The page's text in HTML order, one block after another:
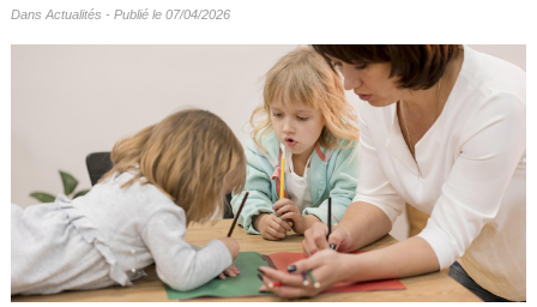
Dans Actualités - Publié le 07/04/2026